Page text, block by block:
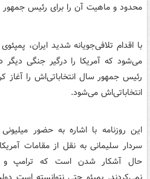
محدود و ماهیت آن را برای رئیس جمهور
می‌شود که آمریکا را درگیر جنگی دیگر
رئیس جمهور سال انتخاباتی‌اش را
انتخاباتی‌اش می‌شود.
این روزنامه با اشاره به حضور
سردار سلیمانی به نقل از مقامات
حال آشکار شدن است که ترامپ و